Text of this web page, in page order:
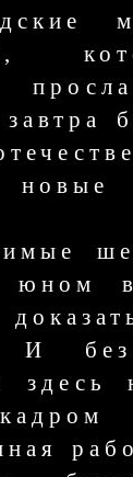
И без
здесь